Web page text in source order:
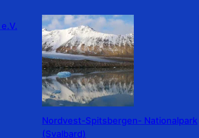
Nordvest-Spitsbergen- Nationalpark
(Svalbard)